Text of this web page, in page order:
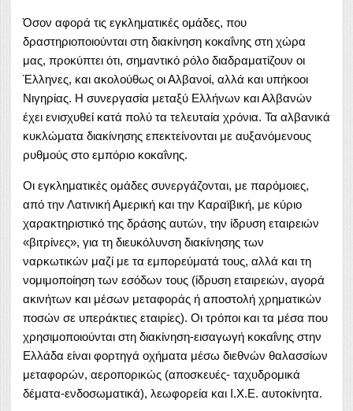
Όσον αφορά τις εγκληματικές ομάδες, που
δραστηριοποιούνται στη διακίνηση κοκαΐνης στη χώρα
μας, προκύπτει ότι, σημαντικό ρόλο διαδραματίζουν οι
Έλληνες, και ακολούθως οι Αλβανοί, αλλά και υπήκοοι
Νιγηρίας. Η συνεργασία μεταξύ Ελλήνων και Αλβανών
έχει ενισχυθεί κατά πολύ τα τελευταία χρόνια. Τα αλβανικά
κυκλώματα διακίνησης επεκτείνονται με αυξανόμενους
ρυθμούς στο εμπόριο κοκαΐνης.
Οι εγκληματικές ομάδες συνεργάζονται, με παρόμοιες,
από την Λατινική Αμερική και την Καραϊβική, με κύριο
χαρακτηριστικό της δράσης αυτών, την ίδρυση εταιρειών
«βιτρίνες», για τη διευκόλυνση διακίνησης των
ναρκωτικών μαζί με τα εμπορεύματά τους, αλλά και τη
νομιμοποίηση των εσόδων τους (ίδρυση εταιρειών, αγορά
ακινήτων και μέσων μεταφοράς ή αποστολή χρηματικών
ποσών σε υπεράκτιες εταιρίες). Οι τρόποι και τα μέσα που
χρησιμοποιούνται στη διακίνηση-εισαγωγή κοκαΐνης στην
Ελλάδα είναι φορτηγά οχήματα μέσω διεθνών θαλασσίων
μεταφορών, αεροπορικώς (αποσκευές- ταχυδρομικά
δέματα-ενδοσωματικά), λεωφορεία και Ι.Χ.Ε. αυτοκίνητα.